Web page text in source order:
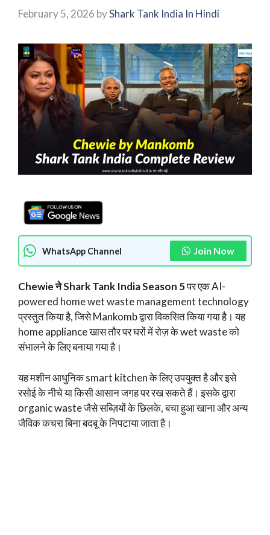
February 5, 2026 byShark Tank India In Hindi
WhatsApp Channel Join Now
Chewie ने Shark Tank India Season 5पर एक AI-
powered home wet waste management technology
प्रस्तुत किया है, जिसे Mankomb द्वारा विकसित किया गया है। यह
home appliance खास तौर पर घरों में रोज़ के wet waste को
संभालने के लिए बनाया गया है।
यह मशीन आधुनिक smart kitchen के लिए उपयुक्त है और इसे
रसोई के नीचे या किसी आसान जगह पर रख सकते हैं। इसके द्वारा
organic waste जैसे सब्ज़ियों के छिलके, बचा हुआ खाना और अन्य
जैविक कचरा बिना बदबू के निपटाया जाता है।